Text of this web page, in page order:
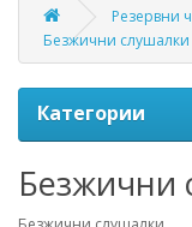
Резервни
Безжични слушалки
Категории
Безжични